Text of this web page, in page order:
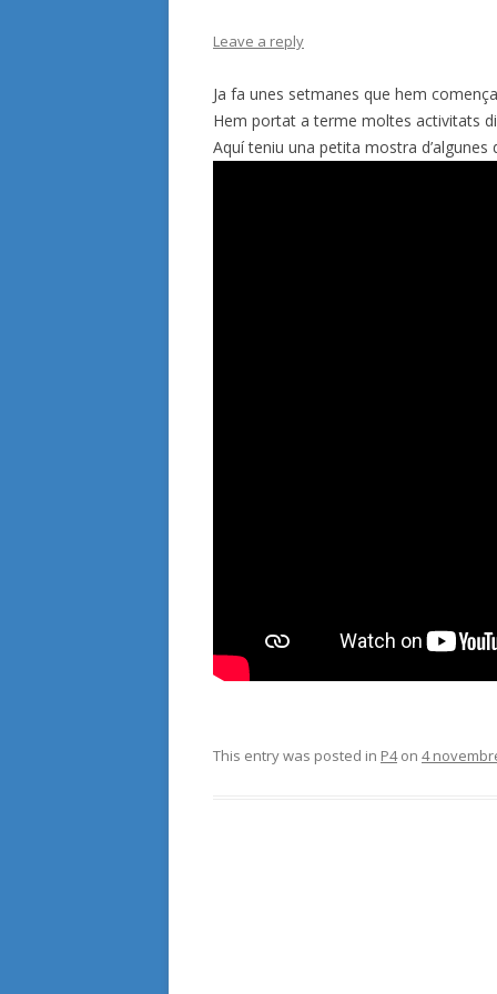
Leave a reply
Ja fa unes setmanes que hem
Hem portat a terme moltes activitats
Aquí teniu una petita mostra d’algunes
This entry was posted in P4on 4